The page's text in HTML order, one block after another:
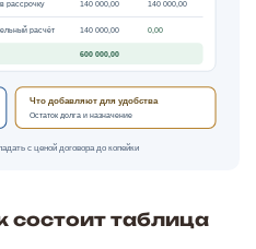
рассрочку 140 000,00 140 000,00
расчёт 140 000,00 0,00
600 000,00
Что добавляют для удобства
Остаток долга и назначение
с ценой договора до копейки
состоит таблица